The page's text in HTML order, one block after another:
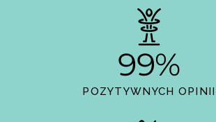
99%
POZYTYWNYCH OPINII